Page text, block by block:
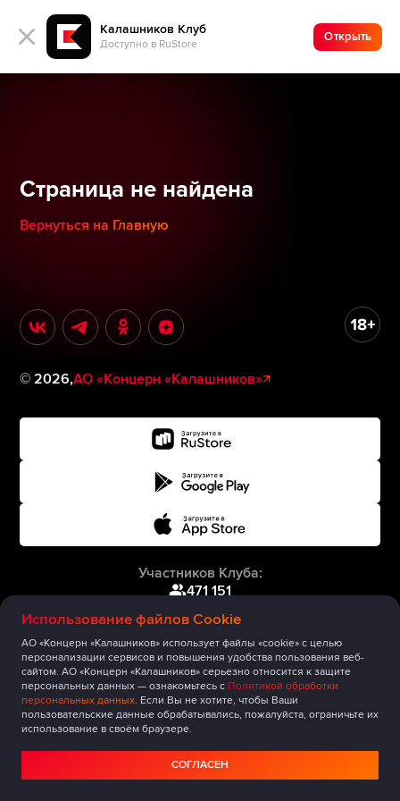
Калашников Клуб
Доступно в RuStore
Открыть
Использование файлов Cookie
АО «Концерн «Калашников» использует файлы «cookie» с целью
персонализации сервисов и повышения удобства пользования веб-
сайтом. АО «Концерн «Калашников» серьезно относится к защите
персональных данных — ознакомьтесь с Политикой обработки
персональных данных. Если Вы не хотите, чтобы Ваши
пользовательские данные обрабатывались, пожалуйста, ограничьте их
использование в своём браузере.
СОГЛАСЕН
Страница не найдена
Вернуться на Главную
©2026,АО «Концерн «Калашников»
Участников Клуба:
471 151